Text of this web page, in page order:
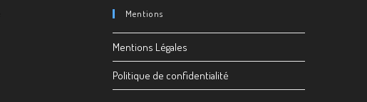
Mentions
Mentions Légales
Politique de confidentialité